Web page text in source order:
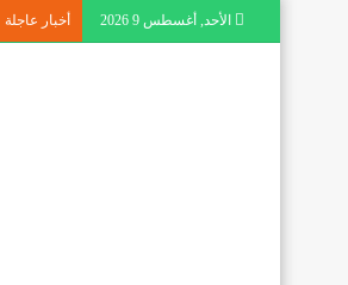
الأحد, أغسطس 9 2026 أخبار عاجلة